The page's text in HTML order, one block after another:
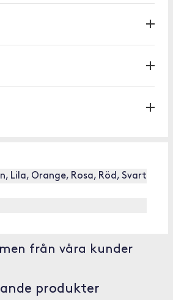
Lila, Orange, Rosa, Röd, Svart
från våra kunder
produkter